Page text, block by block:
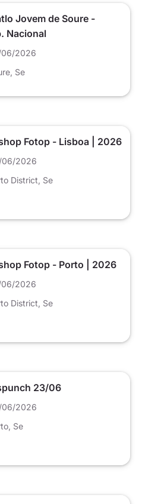
Jovem de Soure -
Nacional
2026
, Se
Fotop - Lisboa | 2026
06/2026
District , Se
Fotop - Porto | 2026
2026
District , Se
23/06
06/2026
, Se